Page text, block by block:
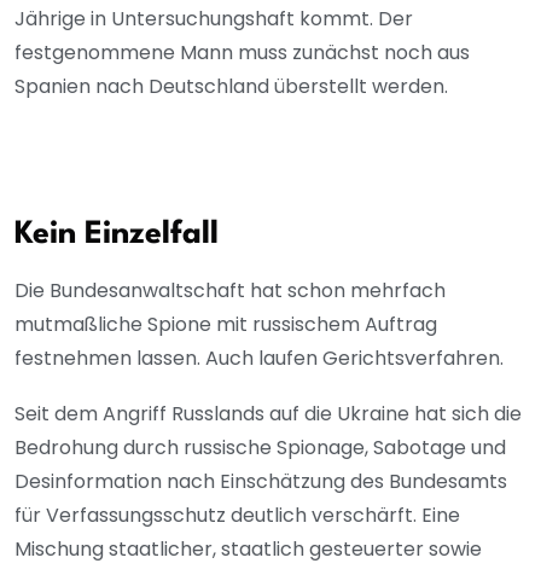
Jährige in Untersuchungshaft kommt. Der
festgenommene Mann muss zunächst noch aus
Spanien nach Deutschland überstellt werden.
Kein Einzelfall
Die Bundesanwaltschaft hat schon mehrfach
mutmaßliche Spione mit russischem Auftrag
festnehmen lassen. Auch laufen Gerichtsverfahren.
Seit dem Angriff Russlands auf die Ukraine hat sich die
Bedrohung durch russische Spionage, Sabotage und
Desinformation nach Einschätzung des Bundesamts
für Verfassungsschutz deutlich verschärft. Eine
Mischung staatlicher, staatlich gesteuerter sowie